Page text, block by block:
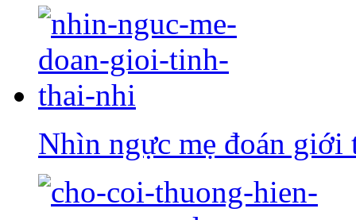
Nhìn ngực mẹ đoán